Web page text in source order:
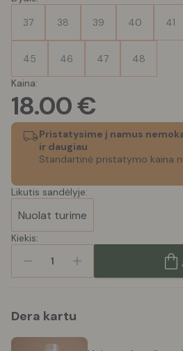
37
38 39 40 41
45 46 47
48
Kaina:
18.00€
Pristatysime į namus
ir daugiau
Standartinė pristatymo kaina
Likutis sandėlyje:
Nuolat turime
Kiekis:
1
Dera kartu